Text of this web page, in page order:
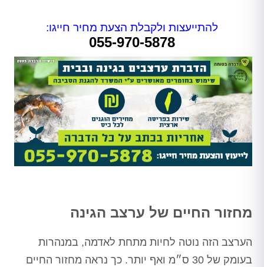
להתייעצות ולקבלת הצעת מחיר חייגו:
055-970-5878
מחזור החיים של ערצב הגינה
הערצב הזה נוטה לחיות מתחת לאדמה, במנהרות
בעומק של 30 ס״מ ואף יותר. כך נראה מחזור החיים